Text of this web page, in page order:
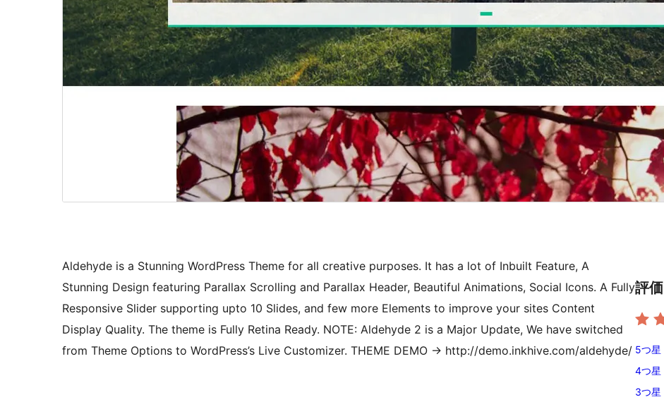
Aldehyde is a Stunning WordPress Theme for all creative purposes. It has a lot of Inbuilt Feature, A
Stunning Design featuring Parallax Scrolling and Parallax Header, Beautiful Animations, Social Icons. A Fully
Responsive Slider supporting upto 10 Slides, and few more Elements to improve your sites Content
Display Quality. The theme is Fully Retina Ready. NOTE: Aldehyde 2 is a Major Update, We have switched
from Theme Options to WordPress’s Live Customizer. THEME DEMO -> http://demo.inkhive.com/aldehyde/
評価
5
5-
星
5つ星
0
4つ星
3つ星